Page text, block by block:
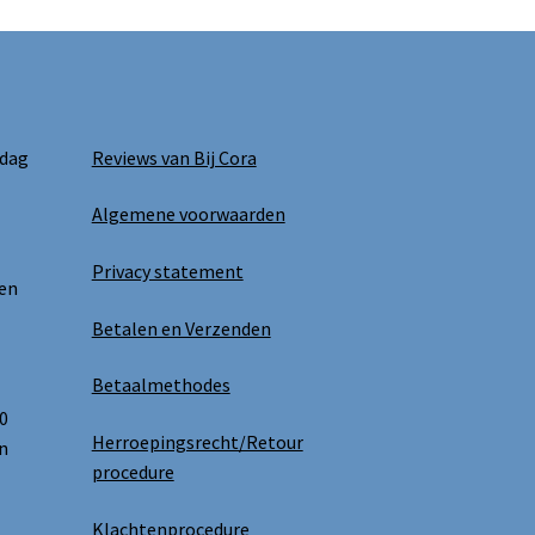
Reviews van Bij Cora
Algemene voorwaarden
Privacy statement
Betalen en Verzenden
Betaalmethodes
Herroepingsrecht/Retour
procedure
Klachtenprocedure